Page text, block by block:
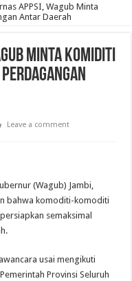
APPSI, Wagub Minta
Antar Daerah
Minta Komiditi
Leave a comment
(Wagub) Jambi,
bahwa komoditi-komoditi
semaksimal
usai mengikuti
Provinsi Seluruh